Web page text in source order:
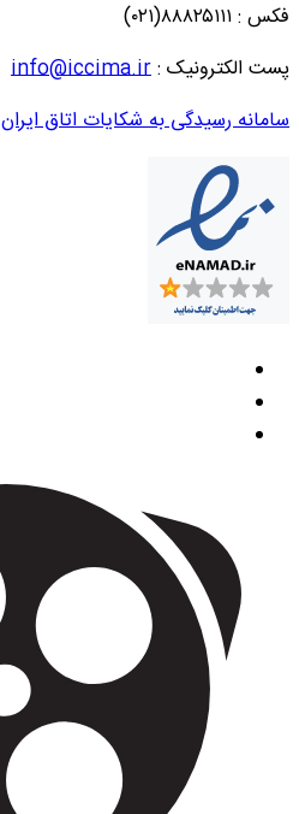
فکس : ۸۸۸۲۵۱۱۱(۰۲۱)
پست الکترونیک :info@iccima.ir
سامانه رسیدگی به شکایات اتاق ایران